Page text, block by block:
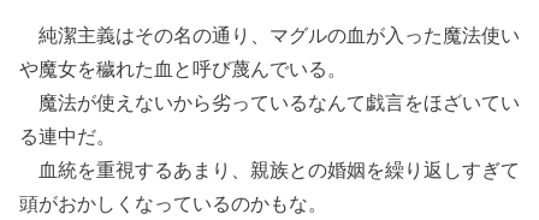
純潔主義はその名の通り、マグルの血が入った魔法使い
や魔女を穢れた血と呼び蔑んでいる。
魔法が使えないから劣っているなんて戯言をほざいてい
る連中だ。
血統を重視するあまり、親族との婚姻を繰り返しすぎて
頭がおかしくなっているのかもな。